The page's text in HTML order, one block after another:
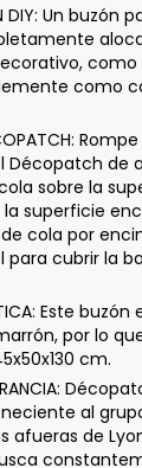
DIY: Un
como
como
Décopatch de
sobre la
superficie
cola por
para cubrir la
Este
por lo
cm.
al
afueras de